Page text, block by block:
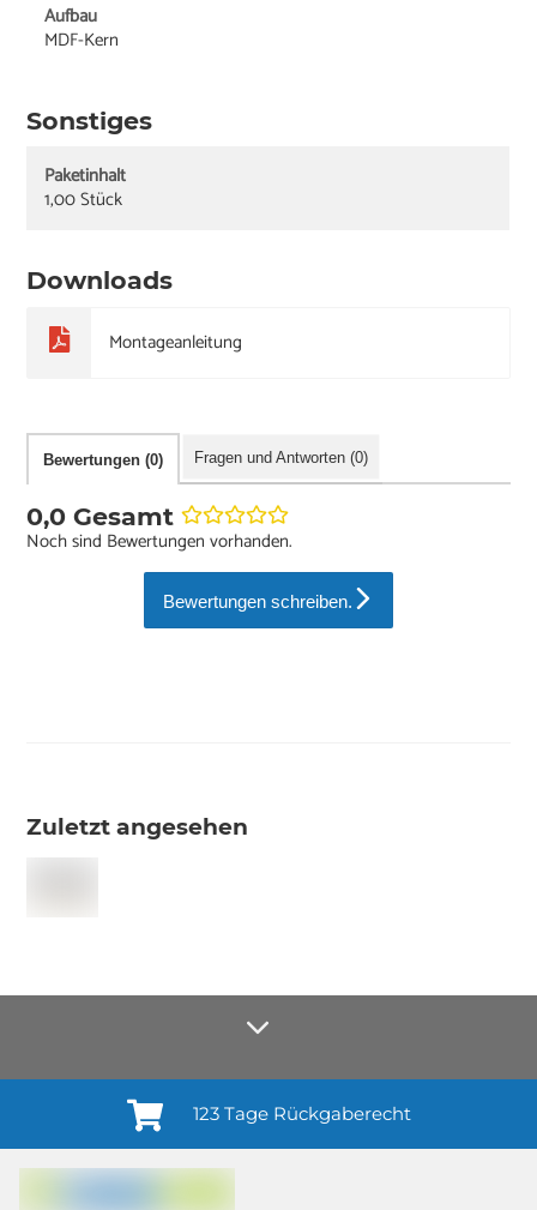
Aufbau
MDF-Kern
Sonstiges
Paketinhalt
1,00 Stück
Downloads
Montageanleitung
Bewertungen (0) Fragen und Antworten (0)
0,0 Gesamt
Noch sind Bewertungen vorhanden.
Bewertungen schreiben.
Zuletzt angesehen
Anmelden¹
123 Tage Rückgaberecht